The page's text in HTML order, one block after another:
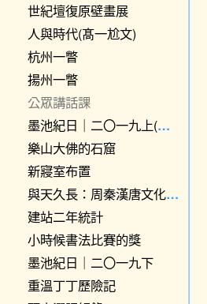
世紀壇復原壁畫展
人與時代(髙一尬文)
杭州一瞥
揚州一瞥
公眾講話課
墨池紀日｜二〇一九上(附一七一八)
樂山大佛的石窟
新寢室布置
與天久長：周秦漢唐文化與藝術特展
建站二年統計
小時候書法比賽的獎
墨池紀日｜二〇一九下
重溫丁丁歷險記